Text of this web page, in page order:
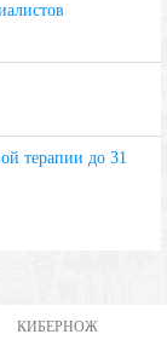
терапии до 31
КИБЕРНОЖ